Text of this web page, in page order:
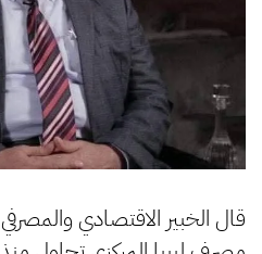
قال الخبير الاقتصادي